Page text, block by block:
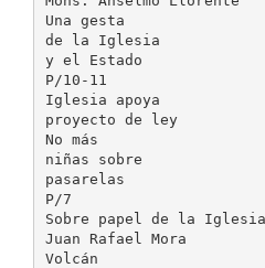
Una gesta
de la Iglesia
y el Estado
P/10-11
Iglesia apoya
proyecto de ley
No más
niñas sobre
pasarelas
P/7
Sobre papel de la
Juan Rafael Mora
Volcán